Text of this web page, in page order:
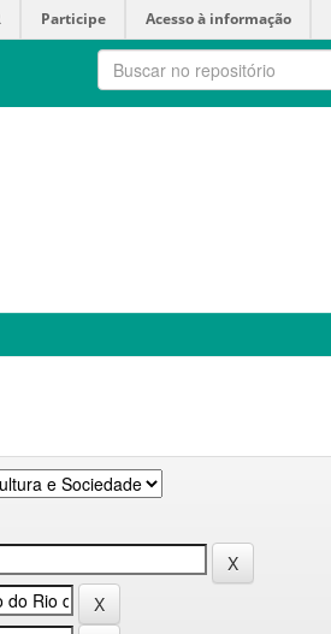
Participe Acesso à informação